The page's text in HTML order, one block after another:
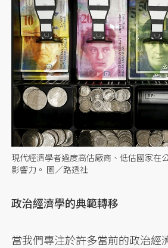
現代經濟學者過度高估廠商、低估國家在
影響力。 圖／路透社
政治經濟學的典範轉移
當我們專注於許多當前的政治經